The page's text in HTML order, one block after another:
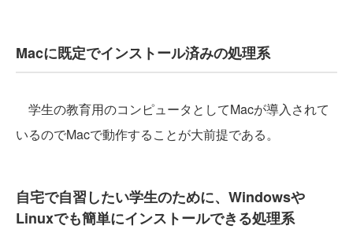
Macに既定でインストール済みの処理系
学生の教育用のコンピュータとしてMacが導入されて
いるのでMacで動作することが大前提である。
自宅で自習したい学生のために、Windowsや
Linuxでも簡単にインストールできる処理系